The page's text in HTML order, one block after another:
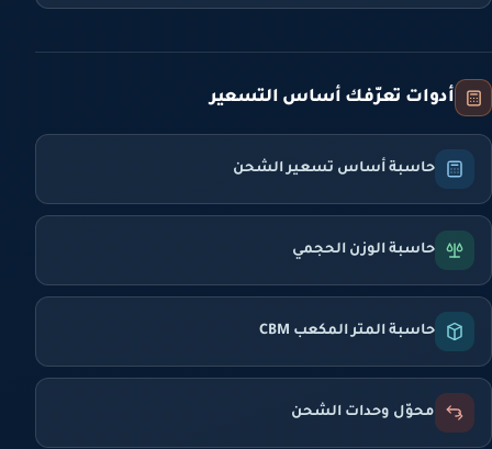
أدوات تعرّفك أساس التسعير
حاسبة أساس تسعير الشحن
حاسبة الوزن الحجمي
حاسبة المتر المكعب CBM
محوّل وحدات الشحن